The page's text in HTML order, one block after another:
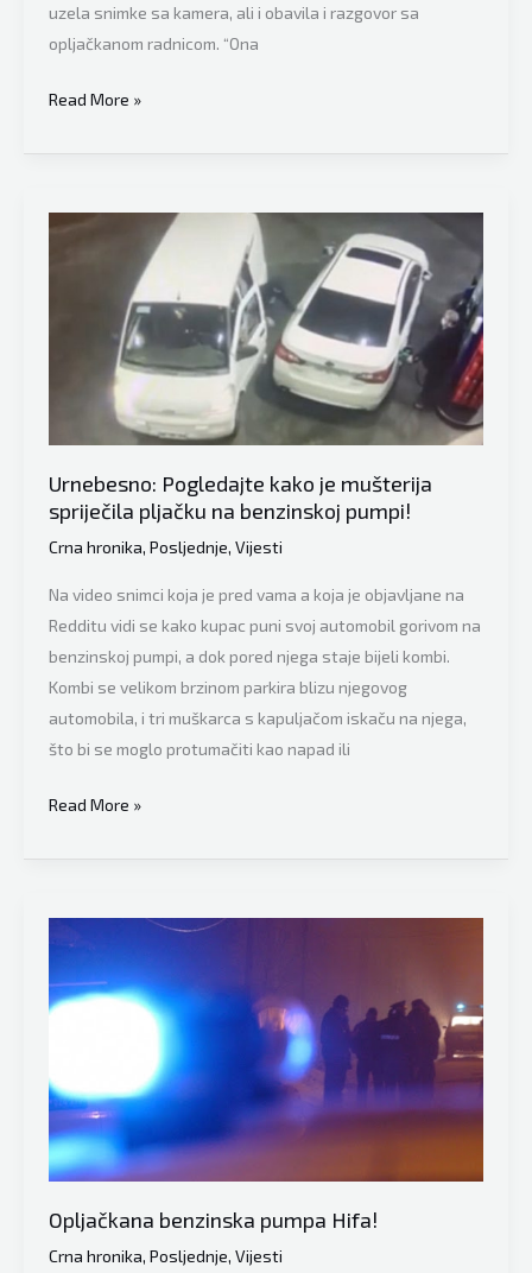
uzela snimke sa kamera, ali i obavila i razgovor sa
opljačkanom radnicom. “Ona
Nevjerovatan
filmska
inspektore
mjenjačnice
pola
dinara
Read More »
Urnebesno: Pogledajte kako je mušterija
spriječila pljačku na benzinskoj pumpi!
Crna hronika, Posljednje, Vijesti
Na video snimci koja je pred vama a koja je objavljane na
Redditu vidi se kako kupac puni svoj automobil gorivom na
benzinskoj pumpi, a dok pored njega staje bijeli kombi.
Kombi se velikom brzinom parkira blizu njegovog
automobila, i tri muškarca s kapuljačom iskaču na njega,
što bi se moglo protumačiti kao napad ili
Urnebesno:
kako
mušterija
pljačku
na
pumpi!
Read More »
Opljačkana benzinska pumpa Hifa!
Crna hronika, Posljednje, Vijesti